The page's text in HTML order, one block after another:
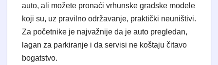
auto, ali možete pronaći vrhunske gradske modele
koji su, uz pravilno održavanje, praktički neuništivi.
Za početnike je najvažnije da je auto pregledan,
lagan za parkiranje i da servisi ne koštaju čitavo
bogatstvo.